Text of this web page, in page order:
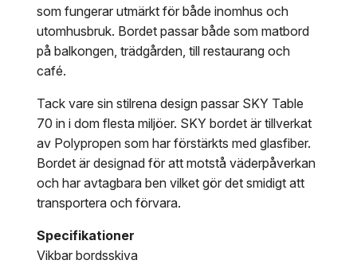
som fungerar utmärkt för både inomhus och
utomhusbruk. Bordet passar både som matbord
på balkongen, trädgården, till restaurang och
café.
Tack vare sin stilrena design passar SKY Table
70 in i dom flesta miljöer. SKY bordet är tillverkat
av Polypropen som har förstärkts med glasfiber.
Bordet är designad för att motstå väderpåverkan
och har avtagbara ben vilket gör det smidigt att
transportera och förvara.
Specifikationer
Vikbar bordsskiva